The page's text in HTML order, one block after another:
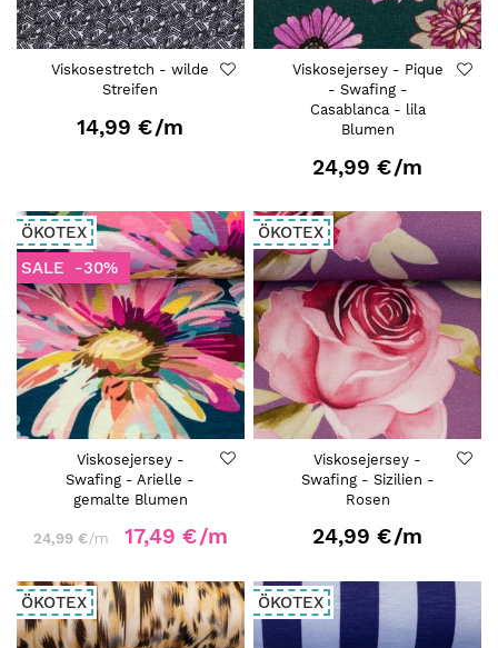
Viskosestretch - wilde
Streifen
14,99 €/m
Viskosejersey - Pique
- Swafing -
Casablanca - lila
Blumen
24,99 €/m
ÖKOTEX
SALE
-30%
Viskosejersey -
Swafing - Arielle -
gemalte Blumen
24,99 €/m 17,49 €/m
ÖKOTEX
Viskosejersey -
Swafing - Sizilien -
Rosen
24,99 €/m
ÖKOTEX ÖKOTEX